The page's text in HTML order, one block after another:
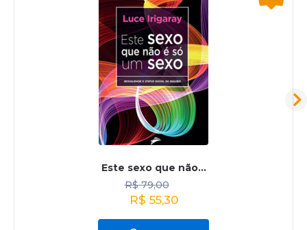
Este sexo que não...
R$79,00
R$ 55,30